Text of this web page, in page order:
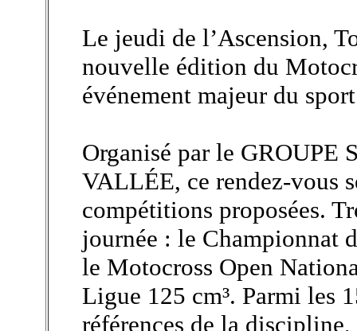
Le jeudi de l’Ascension,
nouvelle édition du
événement majeur du
Organisé par le GROUPE
VALLÉE, ce rendez-vous
compétitions proposées.
journée : le Championnat
le Motocross Open
Ligue 125 cm³. Parmi les
références de la